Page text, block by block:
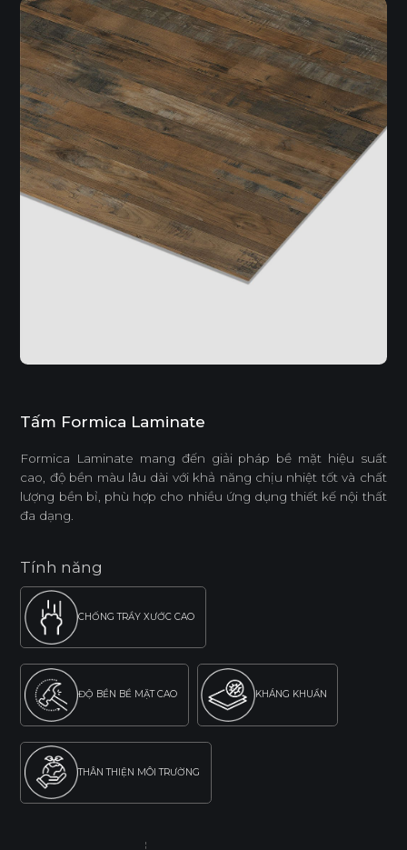
Tấm Formica Laminate
Formica Laminate mang đến giải pháp bề mặt hiệu suất
cao, độ bền màu lâu dài với khả năng chịu nhiệt tốt và chất
lượng bền bỉ, phù hợp cho nhiều ứng dụng thiết kế nội thất
đa dạng.
Tính năng
CHỐNG TRẦY XƯỚC CAO
ĐỘ BỀN BỀ MẶT CAO KHÁNG KHUẨN
THÂN THIỆN MÔI TRƯỜNG